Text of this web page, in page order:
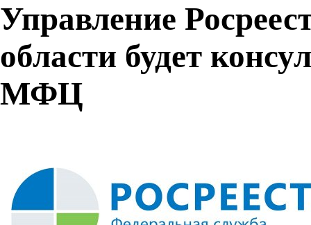
Управление
области будет
МФЦ